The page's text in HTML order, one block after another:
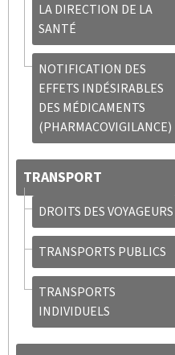
LA DIRECTION DE LA
SANTÉ
NOTIFICATION DES
EFFETS INDÉSIRABLES
DES MÉDICAMENTS
(PHARMACOVIGILANCE)
TRANSPORT
DROITS DES VOYAGEURS
TRANSPORTS PUBLICS
TRANSPORTS
INDIVIDUELS